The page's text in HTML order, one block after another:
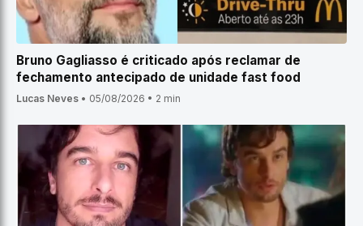
Bruno Gagliasso é criticado após reclamar de
fechamento antecipado de unidade fast food
Lucas Neves • 05/08/2026 • 2 min